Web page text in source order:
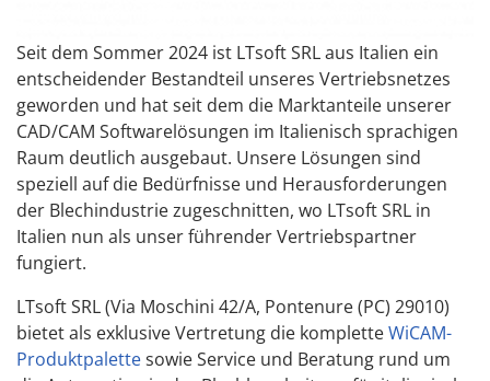
Seit dem Sommer 2024 ist LTsoft SRL aus Italien ein
entscheidender Bestandteil unseres Vertriebsnetzes
geworden und hat seit dem die Marktanteile unserer
CAD/CAM Softwarelösungen im Italienisch sprachigen
Raum deutlich ausgebaut. Unsere Lösungen sind
speziell auf die Bedürfnisse und Herausforderungen
der Blechindustrie zugeschnitten, wo LTsoft SRL in
Italien nun als unser führender Vertriebspartner
fungiert.
LTsoft SRL (Via Moschini 42/A, Pontenure (PC) 29010)
bietet als exklusive Vertretung die kompletteWiCAM-
Produktpalettesowie Service und Beratung rund um